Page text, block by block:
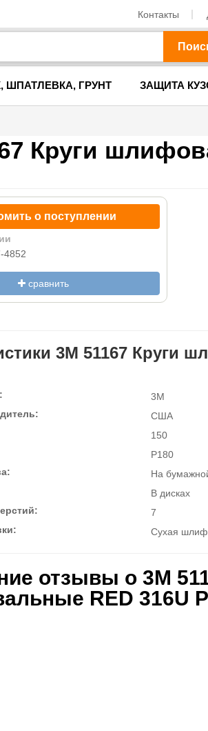
Контакты
ШПАТЛЕВКА, ГРУНТ ЗАЩИТА
Круги
о поступлении
4852
сравнить
3M 51167 Круги
3M
США
150
P180
На
В дисках
7
Сухая
отзывы о 3M
RED 316U